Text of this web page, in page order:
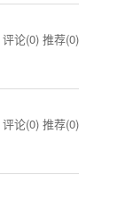
评论(0) 推荐(0)
评论(0) 推荐(0)